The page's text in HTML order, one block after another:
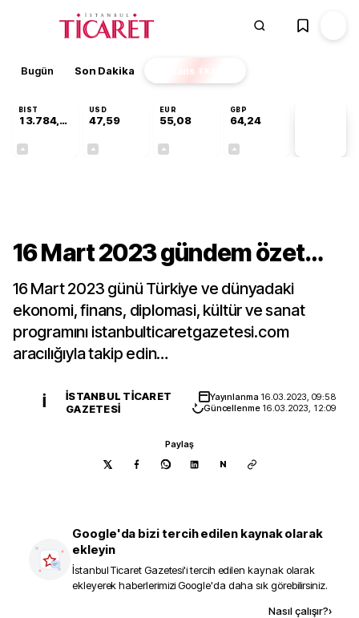
Bugün Son Dakika Finans EKSTRA
BIST
13.784,87
USD
47,59
EUR
55,08
GBP
64,24
16 Mart 2023 gündem özet…
16 Mart 2023 günü Türkiye ve dünyadaki
ekonomi, finans, diplomasi, kültür ve sanat
programını istanbulticaretgazetesi.com
aracılığıyla takip edin…
İ
İSTANBUL TICARET
GAZETESI
Yayınlanma 16.03.2023, 09:58
Güncellenme 16.03.2023, 12:09
Paylaş
N
Google'da bizi tercih edilen kaynak olarak
ekleyin
İstanbul Ticaret Gazetesi'i tercih edilen kaynak olarak
ekleyerek haberlerimizi Google'da daha sık görebilirsiniz.
Nasıl çalışır?›